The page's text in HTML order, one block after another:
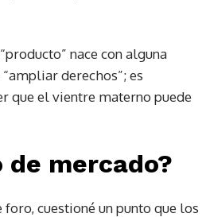
nace con alguna
derechos”; es
que el vientre materno puede
mercado?
cuestioné un punto que los